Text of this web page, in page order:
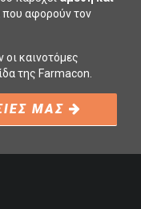
που αφορούν τον
καινοτόμες
της Farmacon.
ΜΑΣ